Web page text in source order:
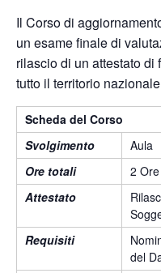
Il Corso di
un esame finale di
rilascio di un attestato di
tutto il territorio
Scheda del Corso
Svolgimento
Aula
Ore totali
2
Attestato
Requisiti
del